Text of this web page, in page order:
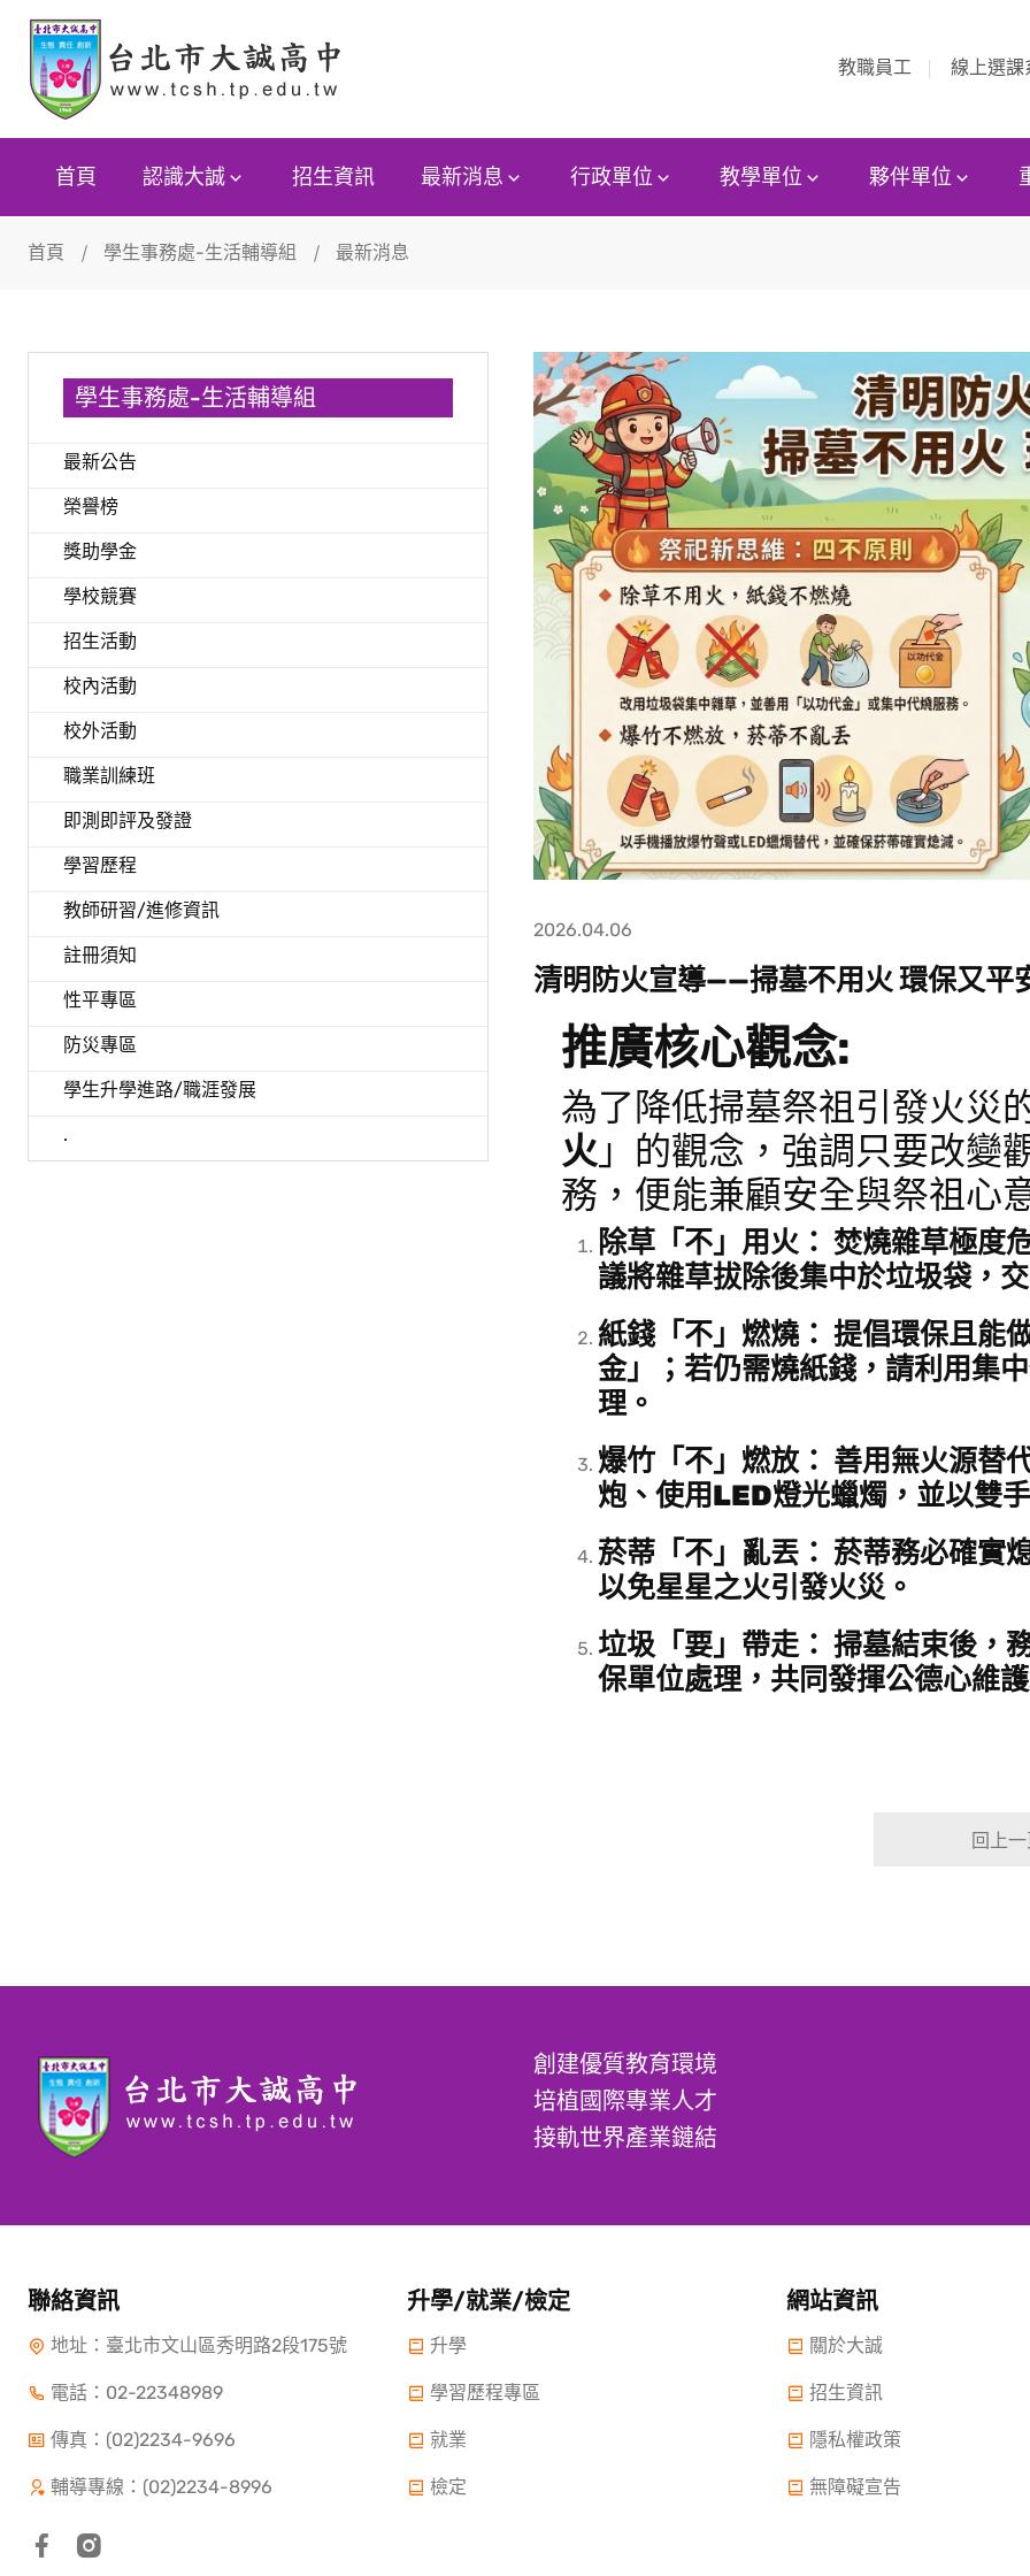
教職員工 線上選課
首頁 認識大誠 招生資訊 最新消息 行政單位 教學單位 夥伴單位
首頁 學生事務處-生活輔導組 最新消息
學生事務處-生活輔導組
最新公告
榮譽榜
獎助學金
學校競賽
招生活動
校內活動
校外活動
職業訓練班
即測即評及發證
學習歷程
教師研習/進修資訊
註冊須知
性平專區
防災專區
學生升學進路/職涯發展
.
2026.04.06
清明防火宣導——掃墓不用火 環保又平
推廣核心觀念:
為了降低掃墓祭祖引發火災
火」的觀念，強調只要改變
務，便能兼顧安全與祭祖心
除草「不」用火： 焚燒雜草極度
議將雜草拔除後集中於垃圾袋，
紙錢「不」燃燒： 提倡環保且能
金」；若仍需燒紙錢，請利用集
理。
爆竹「不」燃放： 善用無火源替
炮 、 使用LED燈光蠟燭 ，並以雙
菸蒂「不」亂丟： 菸蒂務必確實
以免星星之火引發火災。
垃圾「要」帶走： 掃墓結束後，
保單位處理，共同發揮公德心維
回上
創建優質教育環境
培植國際專業人才
接軌世界產業鏈結
聯絡資訊
地址：臺北市文山區秀明路2段175號
電話： 02-22348989
傳真：(02)2234-9696
輔導專線：(02)2234-8996
升學/就業/檢定
升學
學習歷程專區
就業
檢定
網站資訊
關於大誠
招生資訊
隱私權政策
無障礙宣告